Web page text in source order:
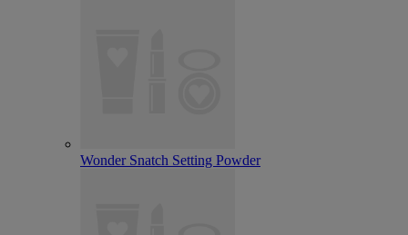
Wonder Snatch Setting Powder